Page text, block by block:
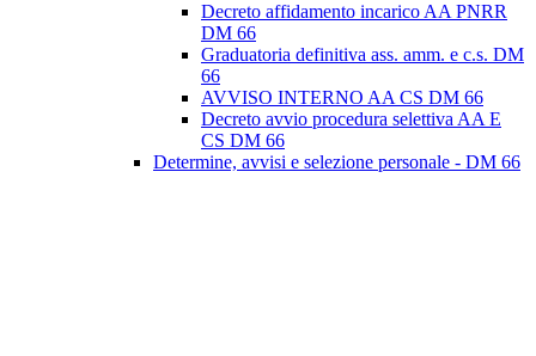
Decreto affidamento incarico AA PNRR
DM 66
Graduatoria definitiva ass. amm. e c.s. DM
66
AVVISO INTERNO AA CS DM 66
Decreto avvio procedura selettiva AA E
CS DM 66
Determine, avvisi e selezione personale - DM 66